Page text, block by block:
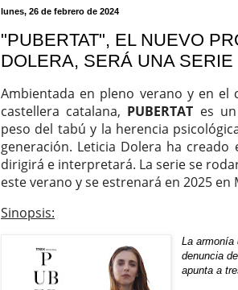
lunes, 26 de febrero de 2024
"PUBERTAT", EL NUEVO
DOLERA, SERÁ UNA
Ambientada en pleno verano y en
castellera catalana, PUBERTAT es
peso del tabú y la herencia
generación. Leticia Dolera ha
dirigirá e interpretará. La serie se
este verano y se estrenará en 2025 en
Sinopsis:
La armonía
denuncia
apunta a